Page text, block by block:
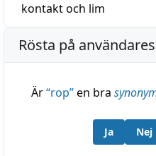
kontaktoch lim
Rösta på
Är“rop”en bra
Ja Nej